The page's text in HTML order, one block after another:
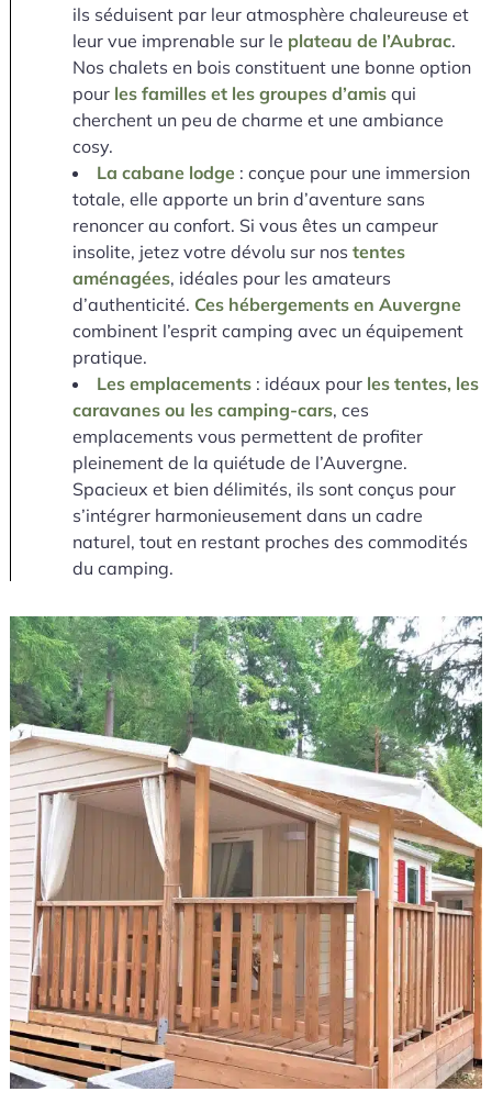
ils séduisent par leur atmosphère chaleureuse et
leur vue imprenable sur le plateau de l’Aubrac.
Nos chalets en bois constituent une bonne option
pour les familles et les groupes d’amisqui
cherchent un peu de charme et une ambiance
cosy.
La cabane lodge : conçue pour une immersion
totale, elle apporte un brin d’aventure sans
renoncer au confort. Si vous êtes un campeur
insolite, jetez votre dévolu sur nos tentes
aménagées, idéales pour les amateurs
d’authenticité. Ces hébergements en Auvergne
combinent l’esprit camping avec un équipement
pratique.
Les emplacements: idéaux pour les tentes, les
caravanes ou les camping-cars, ces
emplacements vous permettent de profiter
pleinement de la quiétude de l’Auvergne.
Spacieux et bien délimités, ils sont conçus pour
s’intégrer harmonieusement dans un cadre
naturel, tout en restant proches des commodités
du camping.